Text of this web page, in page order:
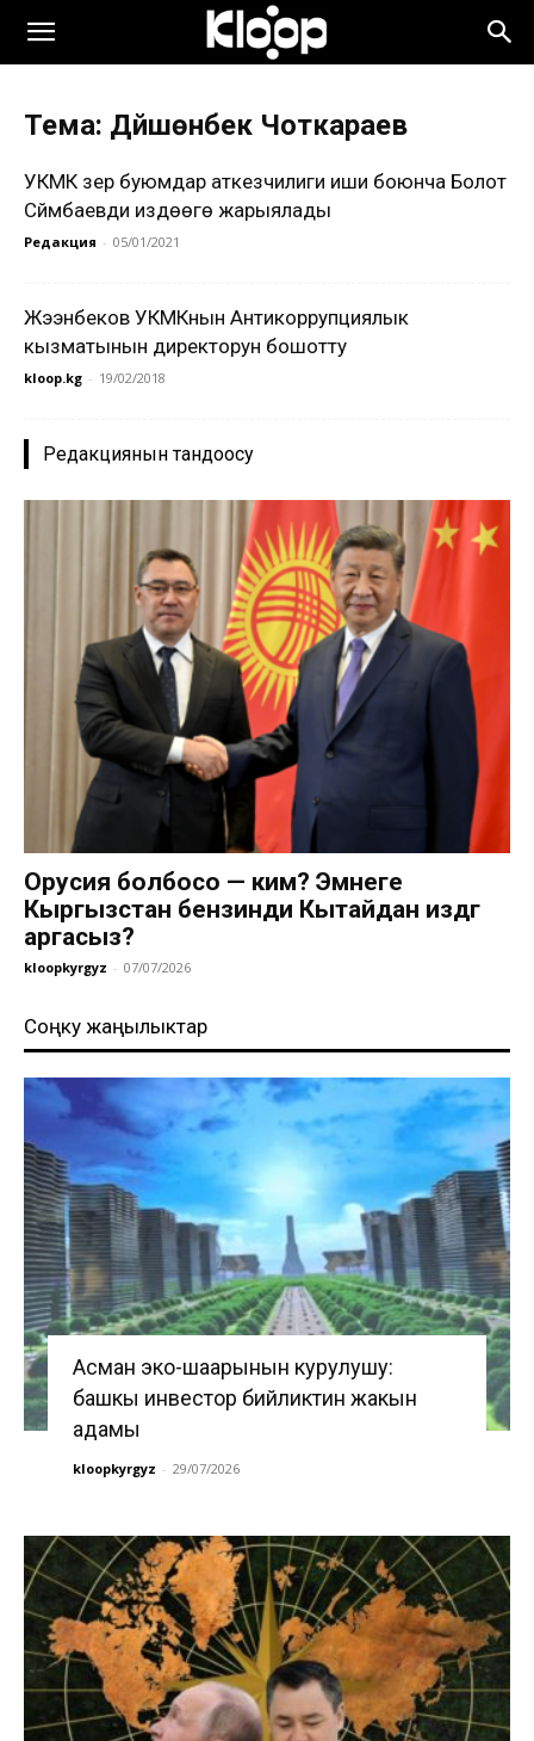
Тема: Дүйшөнбек Чоткараев
УКМК зер буюмдар аткезчилиги иши боюнча Болот
Сүйүмбаевди издөөгө жарыялады
Редакция - 05/01/2021
Жээнбеков УКМКнын Антикоррупциялык
кызматынын директорун бошотту
kloop.kg - 19/02/2018
Редакциянын тандоосу
Орусия болбосо — ким? Эмнеге
Кыргызстан бензинди Кытайдан издөөгө
аргасыз?
kloopkyrgyz - 07/07/2026
Соңку жаңылыктар
Асман эко-шаарынын курулушу:
башкы инвестор бийликтин жакын
адамы
kloopkyrgyz - 29/07/2026